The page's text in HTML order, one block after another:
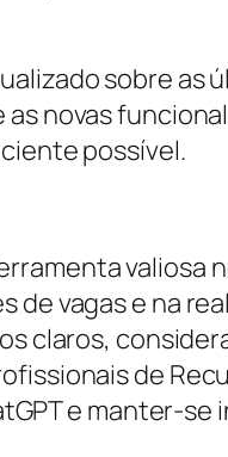
sobre as
novas
possível.
de vagas e na
claros,
de
e manter-se